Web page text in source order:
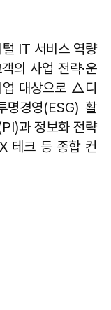
IT 서비스 역량
의 사업 전략·운
업 대상으로 △디
명경영(ESG) 활
과 정보화 전략
테크 등 종합 컨